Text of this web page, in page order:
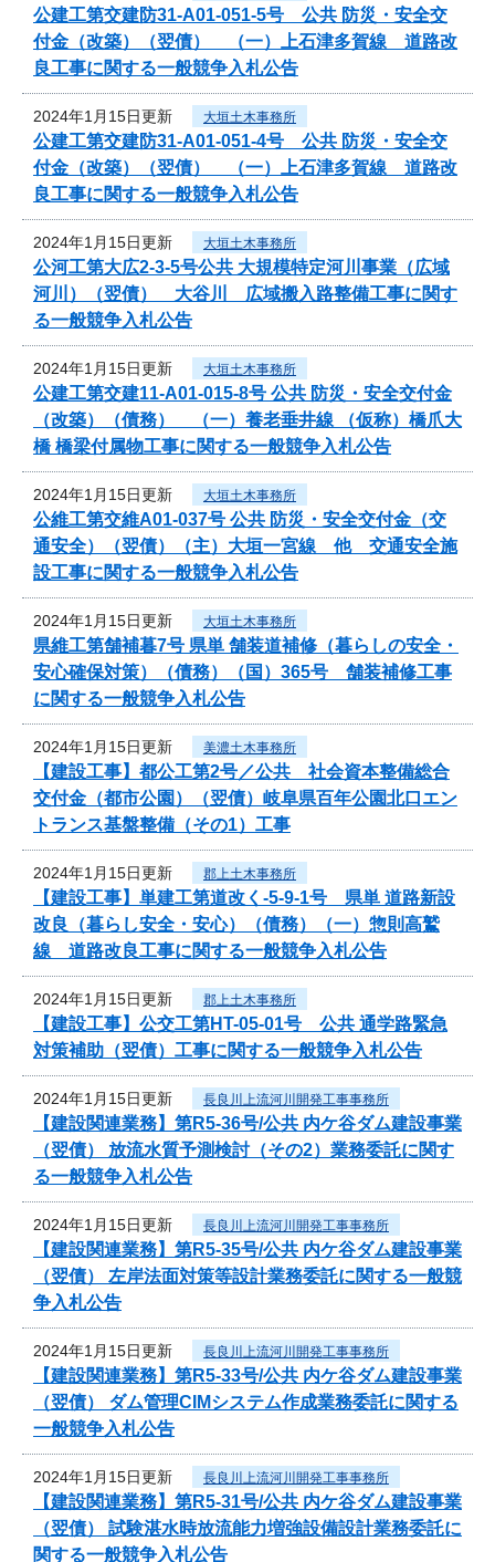
公建工第交建防31-A01-051-5号 公共 防災・安全交
付金（改築）（翌債） （一）上石津多賀線 道路改
良工事に関する一般競争入札公告
2024年1月15日更新 大垣土木事務所
公建工第交建防31-A01-051-4号 公共 防災・安全交
付金（改築）（翌債） （一）上石津多賀線 道路改
良工事に関する一般競争入札公告
2024年1月15日更新 大垣土木事務所
公河工第大広2-3-5号公共 大規模特定河川事業（広域
河川）（翌債） 大谷川 広域搬入路整備工事に関す
る一般競争入札公告
2024年1月15日更新 大垣土木事務所
公建工第交建11-A01-015-8号 公共 防災・安全交付金
（改築）（債務） （一）養老垂井線 （仮称）橋爪大
橋 橋梁付属物工事に関する一般競争入札公告
2024年1月15日更新 大垣土木事務所
公維工第交維A01-037号 公共 防災・安全交付金（交
通安全）（翌債）（主）大垣一宮線 他 交通安全施
設工事に関する一般競争入札公告
2024年1月15日更新 大垣土木事務所
県維工第舗補暮7号 県単 舗装道補修（暮らしの安全・
安心確保対策）（債務）（国）365号 舗装補修工事
に関する一般競争入札公告
2024年1月15日更新 美濃土木事務所
【建設工事】都公工第2号／公共 社会資本整備総合
交付金（都市公園）（翌債）岐阜県百年公園北口エン
トランス基盤整備（その1）工事
2024年1月15日更新 郡上土木事務所
【建設工事】単建工第道改く-5-9-1号 県単 道路新設
改良（暮らし安全・安心）（債務）（一）惣則高鷲
線 道路改良工事に関する一般競争入札公告
2024年1月15日更新 郡上土木事務所
【建設工事】公交工第HT-05-01号 公共 通学路緊急
対策補助（翌債）工事に関する一般競争入札公告
2024年1月15日更新 長良川上流河川開発工事事務所
【建設関連業務】第R5-36号/公共 内ケ谷ダム建設事業
（翌債） 放流水質予測検討（その2）業務委託に関す
る一般競争入札公告
2024年1月15日更新 長良川上流河川開発工事事務所
【建設関連業務】第R5-35号/公共 内ケ谷ダム建設事業
（翌債） 左岸法面対策等設計業務委託に関する一般競
争入札公告
2024年1月15日更新 長良川上流河川開発工事事務所
【建設関連業務】第R5-33号/公共 内ケ谷ダム建設事業
（翌債） ダム管理CIMシステム作成業務委託に関する
一般競争入札公告
2024年1月15日更新 長良川上流河川開発工事事務所
【建設関連業務】第R5-31号/公共 内ケ谷ダム建設事業
（翌債） 試験湛水時放流能力増強設備設計業務委託に
関する一般競争入札公告